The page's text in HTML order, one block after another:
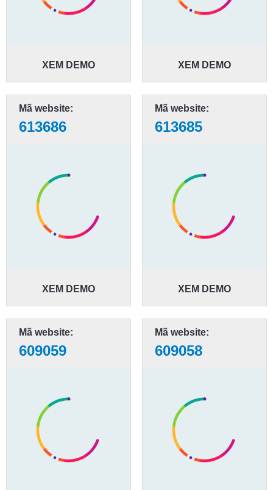
XEM DEMO XEM DEMO
Mã website:
613686
XEM DEMO
Mã website:
613685
XEM DEMO
Mã website:
609059
Mã website:
609058